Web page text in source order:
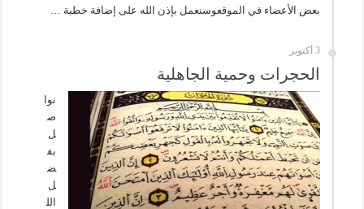
بعض الأعضاء في الموقعوسنعمل بإذن الله على إضافة خطبة …
3 أكتوبر
الحجرات وحمية الجاهلية
نوا
ص
ل
بف
ض
ل
الل